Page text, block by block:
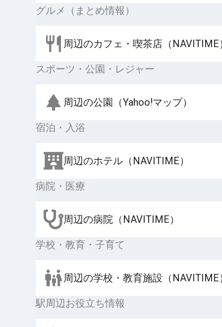
グルメ（まとめ情報）
周辺のカフェ・喫茶店（NAVITIME
スポーツ・公園・レジャー
周辺の公園（Yahoo!マップ）
宿泊・入浴
周辺のホテル（NAVITIME）
病院・医療
周辺の病院（NAVITIME）
学校・教育・子育て
周辺の学校・教育施設（NAVITIME
駅周辺お役立ち情報